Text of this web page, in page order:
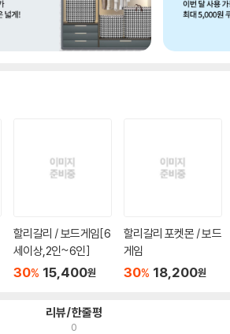
할리갈리 / 보드게임[6
세이상,2인~6인]
30% 15,400원
할리갈리 포켓몬 / 보드
게임
30% 18,200원
리뷰/한줄평
0